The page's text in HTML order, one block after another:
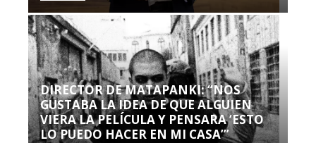
DIRECTOR DE MATAPANKI: “NOS
GUSTABA LA IDEA DE QUE ALGUIEN
VIERA LA PELÍCULA Y PENSARA ‘ESTO
LO PUEDO HACER EN MI CASA’”